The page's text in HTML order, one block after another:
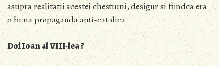
asupra realitatii acestei chestiuni, desigur si fiindca era
o buna propaganda anti-catolica.
Doi Ioan al VIII-lea ?